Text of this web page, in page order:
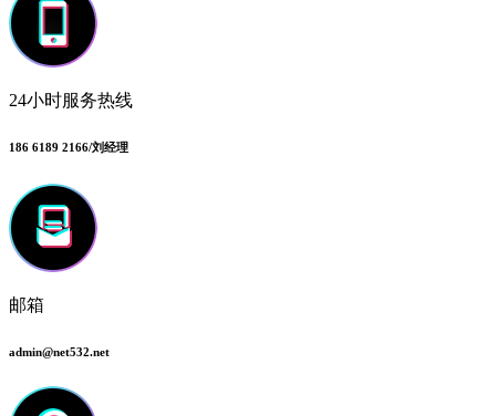
24小时服务热线
186 6189 2166/刘经理
邮箱
admin@net532.net